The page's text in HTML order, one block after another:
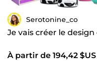
Serotonine_co
Je vais créer le
À partir de 194,42 $US